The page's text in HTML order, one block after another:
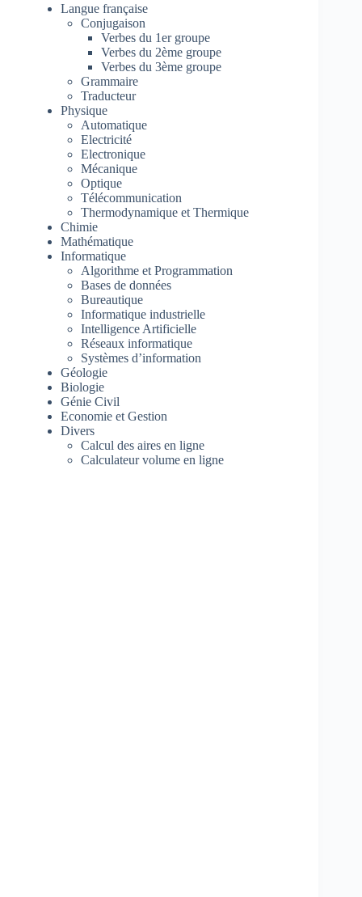
Langue française
Conjugaison
Verbes du 1er groupe
Verbes du 2ème groupe
Verbes du 3ème groupe
Grammaire
Traducteur
Physique
Automatique
Electricité
Electronique
Mécanique
Optique
Télécommunication
Thermodynamique et Thermique
Chimie
Mathématique
Informatique
Algorithme et Programmation
Bases de données
Bureautique
Informatique industrielle
Intelligence Artificielle
Réseaux informatique
Systèmes d’information
Géologie
Biologie
Génie Civil
Economie et Gestion
Divers
Calcul des aires en ligne
Calculateur volume en ligne